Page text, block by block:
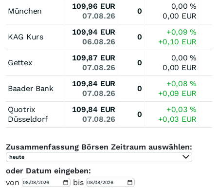
München
109,96 EUR
07.08.26
0
0,00%
0,00 EUR
KAG Kurs
109,94 EUR
06.08.26
0
+0,09%
+0,10 EUR
Gettex
109,87 EUR
07.08.26
0
0,00%
0,00 EUR
Baader Bank
109,84 EUR
07.08.26
0
+0,08%
+0,09 EUR
Quotrix
Düsseldorf
109,84 EUR
07.08.26
0
+0,03%
+0,03 EUR
Zusammenfassung Börsen Zeitraum auswählen:
heute
oder Datum eingeben:
von
bis